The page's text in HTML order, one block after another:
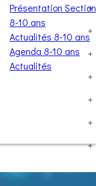
Présentation Section
8-10 ans
Actualités 8-10 ans
Agenda 8-10 ans
Actualités
+
+
+
+
+
+
+